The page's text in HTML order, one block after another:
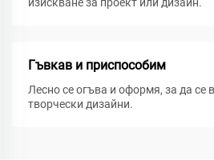
Гъвкав и приспособим
Лесно се огъва и оформя, за да се
творчески дизайни.